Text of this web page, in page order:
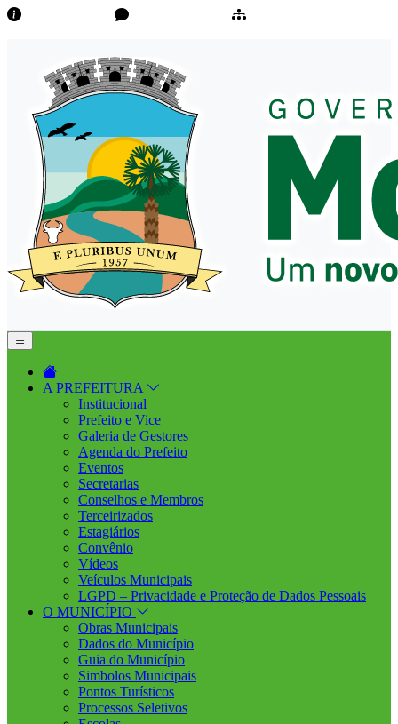
A PREFEITURA
Institucional
Prefeito e Vice
Galeria de Gestores
Agenda do Prefeito
Eventos
Secretarias
Conselhos e Membros
Terceirizados
Estagiários
Convênio
Vídeos
Veículos Municipais
LGPD – Privacidade e Proteção de Dados Pessoais
O MUNICÍPIO
Obras Municipais
Dados do Município
Guia do Município
Simbolos Municipais
Pontos Turísticos
Processos Seletivos